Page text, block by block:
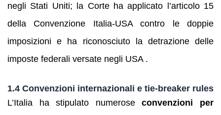
negli Stati Uniti; la Corte ha applicato l’articolo 15
della Convenzione Italia‑USA contro le doppie
imposizioni e ha riconosciuto la detrazione delle
imposte federali versate negli USA .
1.4 Convenzioni internazionali e tie‑breaker rules
L’Italia ha stipulato numeroseconvenzioni per